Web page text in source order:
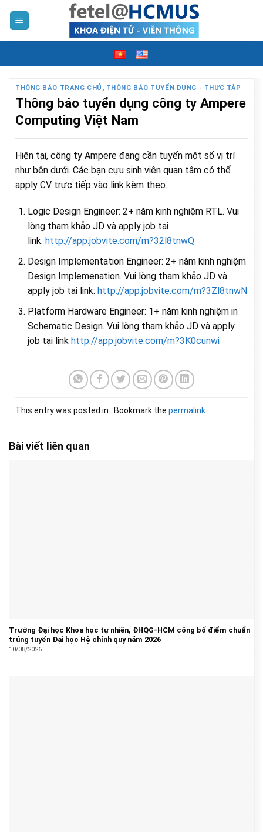
THÔNG BÁO TRANG CHỦ , THÔNG BÁO TUYỂN DỤNG - THỰC TẬP
Thông báo tuyển dụng công ty Ampere
Computing Việt Nam
Hiện tại, công ty Ampere đang cần tuyển một số vị trí
như bên dưới. Các bạn cựu sinh viên quan tâm có thể
apply CV trực tiếp vào link kèm theo.
Logic Design Engineer: 2+ năm kinh nghiệm RTL. Vui
lòng tham khảo JD và apply job tại
link: http://app.jobvite.com/m?32l8tnwQ
Design Implementation Engineer: 2+ năm kinh nghiệm
Design Implemenation. Vui lòng tham khảo JD và
apply job tại link: http://app.jobvite.com/m?3Zl8tnwN
Platform Hardware Engineer: 1+ năm kinh nghiệm in
Schematic Design. Vui lòng tham khảo JD và apply
job tại link http://app.jobvite.com/m?3K0cunwi
This entry was posted in . Bookmark the permalink
Bài viết liên quan
Trường Đại học Khoa học tự nhiên, ĐHQG-HCM công bố điểm chuẩn
trúng tuyển Đại học Hệ chính quy năm 2026
10/08/2026